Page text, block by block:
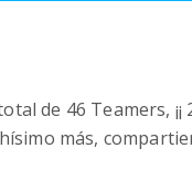
de 46 Teamers, ¡¡
más,